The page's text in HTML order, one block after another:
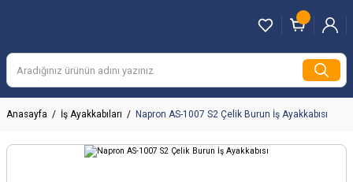
Anasayfa İş Ayakkabıları Napron AS-1007 S2 Çelik Burun İş Ayakkabısı